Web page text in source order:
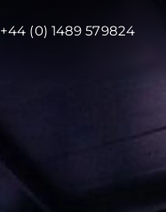
+44 (0) 1489 579824